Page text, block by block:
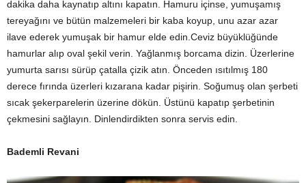
dakika daha kaynatıp altını kapatın. Hamuru içinse, yumuşamış
tereyağını ve bütün malzemeleri bir kaba koyup, unu azar azar
ilave ederek yumuşak bir hamur elde edin.Ceviz büyüklüğünde
hamurlar alıp oval şekil verin. Yağlanmış borcama dizin. Üzerlerine
yumurta sarısı sürüp çatalla çizik atın. Önceden ısıtılmış 180
derece fırında üzerleri kızarana kadar pişirin. Soğumuş olan şerbeti
sıcak şekerparelerin üzerine dökün. Üstünü kapatıp şerbetinin
çekmesini sağlayın. Dinlendirdikten sonra servis edin.
Bademli Revani